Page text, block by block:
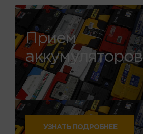
Прием
аккумуляторов
УЗНАТЬ ПОДРОБНЕЕ